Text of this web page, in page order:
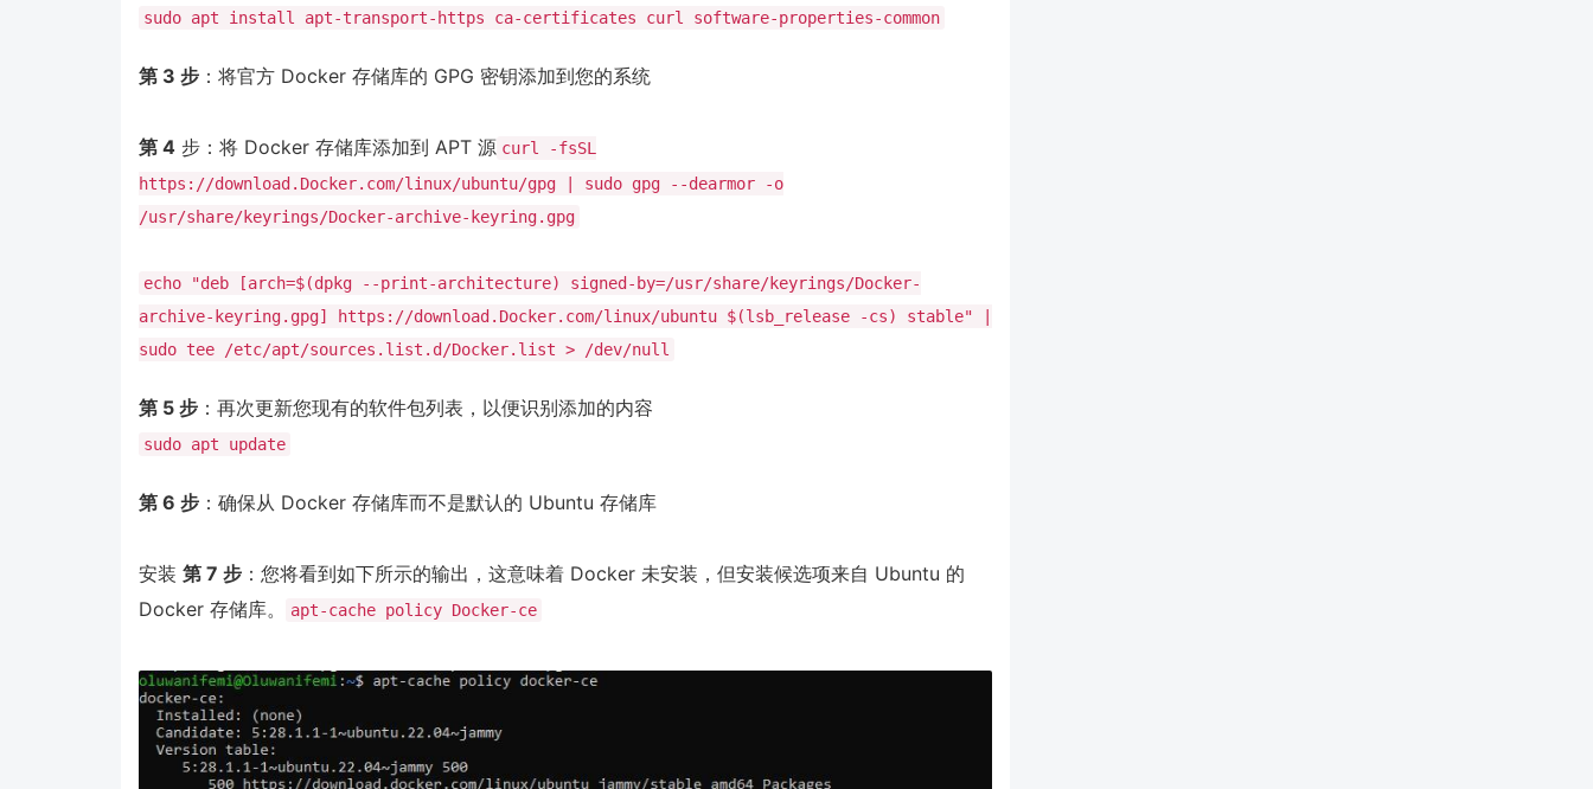
sudo apt install apt-transport-https ca-certificates curl software-properties-common
第 3 步 ：将官方 Docker 存储库的 GPG 密钥添加到您的系统
第 4 步：将 Docker 存储库添加到 APT 源 curl -fsSL
https://download.Docker.com/linux/ubuntu/gpg | sudo gpg --dearmor -o
/usr/share/keyrings/Docker-archive-keyring.gpg
echo "deb [arch=$(dpkg --print-architecture) signed-by=/usr/share/keyrings/Docker-
archive-keyring.gpg] https://download.Docker.com/linux/ubuntu $(lsb_release -cs) stable" |
sudo tee /etc/apt/sources.list.d/Docker.list > /dev/null
第 5 步 ：再次更新您现有的软件包列表，以便识别添加的内容
sudo apt update
第 6 步 ：确保从 Docker 存储库而不是默认的 Ubuntu 存储库
安装 第 7 步 ：您将看到如下所示的输出，这意味着 Docker 未安装，但安装候选项来自 Ubuntu 的
Docker 存储库。
apt-cache policy Docker-ce